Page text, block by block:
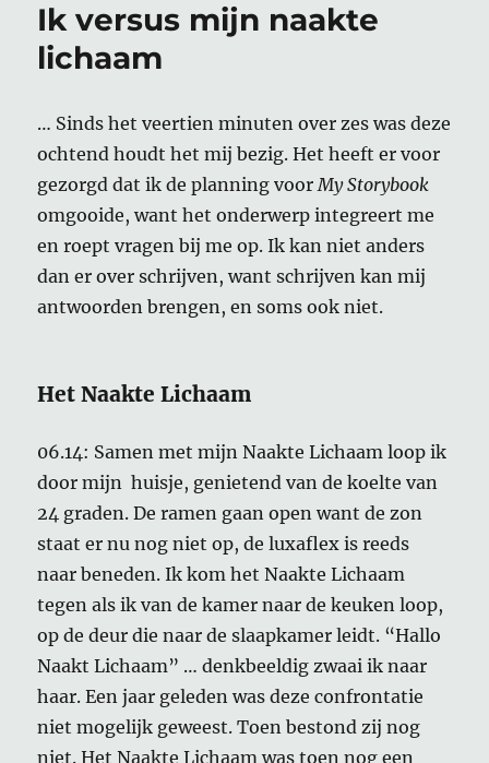
Ik versus mijn naakte
lichaam
… Sinds het veertien minuten over zes was deze
ochtend houdt het mij bezig. Het heeft er voor
gezorgd dat ik de planning voorMy Storybook
omgooide, want het onderwerp integreert me
en roept vragen bij me op. Ik kan niet anders
dan er over schrijven, want schrijven kan mij
antwoorden brengen, en soms ook niet.
Het Naakte Lichaam
06.14: Samen met mijn Naakte Lichaam loop ik
door mijn huisje, genietend van de koelte van
24 graden. De ramen gaan open want de zon
staat er nu nog niet op, de luxaflex is reeds
naar beneden. Ik kom het Naakte Lichaam
tegen als ik van de kamer naar de keuken loop,
op de deur die naar de slaapkamer leidt. “Hallo
Naakt Lichaam” … denkbeeldig zwaai ik naar
haar. Een jaar geleden was deze confrontatie
niet mogelijk geweest. Toen bestond zij nog
niet. Het Naakte Lichaam was toen nog een